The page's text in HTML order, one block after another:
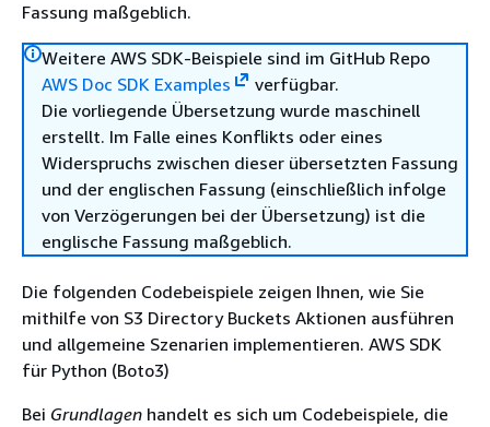
Fassung maßgeblich.
Weitere AWS SDK-Beispiele sind im GitHub Repo
AWS Doc SDK Examples
verfügbar.
Die vorliegende Übersetzung wurde maschinell
erstellt. Im Falle eines Konflikts oder eines
Widerspruchs zwischen dieser übersetzten Fassung
und der englischen Fassung (einschließlich infolge
von Verzögerungen bei der Übersetzung) ist die
englische Fassung maßgeblich.
Die folgenden Codebeispiele zeigen Ihnen, wie Sie
mithilfe von S3 Directory Buckets Aktionen ausführen
und allgemeine Szenarien implementieren. AWS SDK
für Python (Boto3)
Bei Grundlagen handelt es sich um Codebeispiele, die